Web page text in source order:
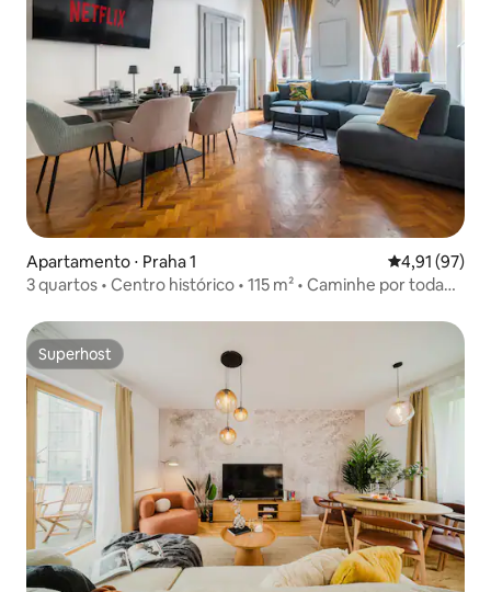
Apartamento ⋅ Praha 1 4,91 de uma
4,91 (97)
3 quartos • Centro histórico • 115 m² • Caminhe por toda
Superhost
Superhost